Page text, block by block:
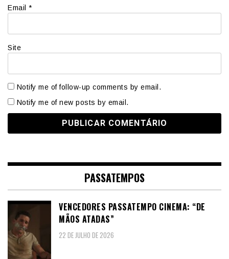
Email *
Site
Notify me of follow-up comments by email.
Notify me of new posts by email.
PASSATEMPOS
VENCEDORES PASSATEMPO CINEMA: “DE
MÃOS ATADAS”
22 DE JULHO DE 2026